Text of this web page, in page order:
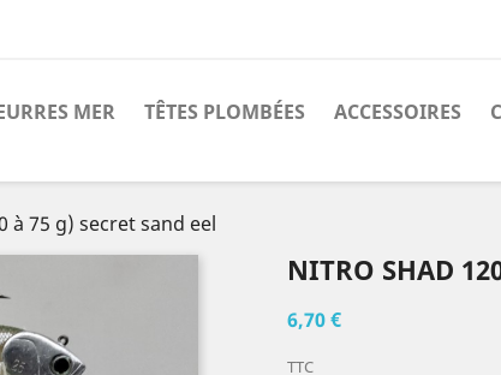
MER TÊTES PLOMBÉES ACCESSOIRES
à 75 g) secret sand eel
NITRO SHAD
6,70 €
TTC